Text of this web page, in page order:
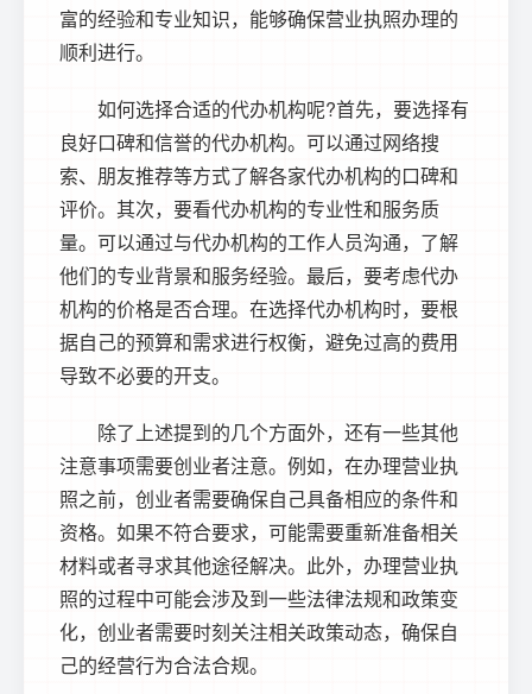
富的经验和专业知识，能够确保营业执照办理的
顺利进行。
如何选择合适的代办机构呢?首先，要选择有
良好口碑和信誉的代办机构。可以通过网络搜
索、朋友推荐等方式了解各家代办机构的口碑和
评价。其次，要看代办机构的专业性和服务质
量。可以通过与代办机构的工作人员沟通，了解
他们的专业背景和服务经验。最后，要考虑代办
机构的价格是否合理。在选择代办机构时，要根
据自己的预算和需求进行权衡，避免过高的费用
导致不必要的开支。
除了上述提到的几个方面外，还有一些其他
注意事项需要创业者注意。例如，在办理营业执
照之前，创业者需要确保自己具备相应的条件和
资格。如果不符合要求，可能需要重新准备相关
材料或者寻求其他途径解决。此外，办理营业执
照的过程中可能会涉及到一些法律法规和政策变
化，创业者需要时刻关注相关政策动态，确保自
己的经营行为合法合规。